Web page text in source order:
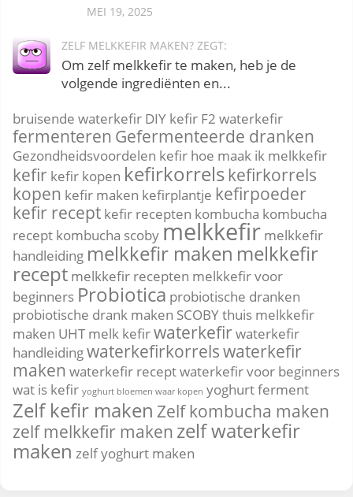
MEI 19, 2025
ZELF MELKKEFIR MAKEN? ZEGT:
Om zelf melkkefir te maken, heb je de
volgende ingrediënten en...
bruisende waterkefir DIY kefir F2 waterkefir
fermenteren Gefermenteerde dranken
Gezondheidsvoordelen kefir hoe maak ik melkkefir
kefir kefir kopen kefirkorrelskefirkorrels
kopen kefir maken kefirplantje kefirpoeder
kefir recept kefir recepten kombucha kombucha
recept kombucha scoby melkkefir melkkefir
handleiding melkkefir maken melkkefir
recept melkkefir recepten melkkefir voor
beginners Probiotica probiotische dranken
probiotische drank maken SCOBYthuis melkkefir
maken UHT melk kefirwaterkefirwaterkefir
handleidingwaterkefirkorrelswaterkefir
maken waterkefir receptwaterkefir voor beginners
wat is kefir yoghurt bloemen waar kopen yoghurt ferment
Zelf kefir maken Zelf kombucha maken
zelf melkkefir maken zelf waterkefir
maken zelf yoghurt maken